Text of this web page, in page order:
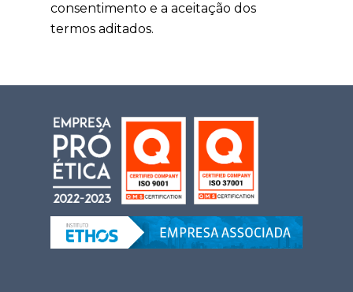
consentimento e a aceitação dos
termos aditados.